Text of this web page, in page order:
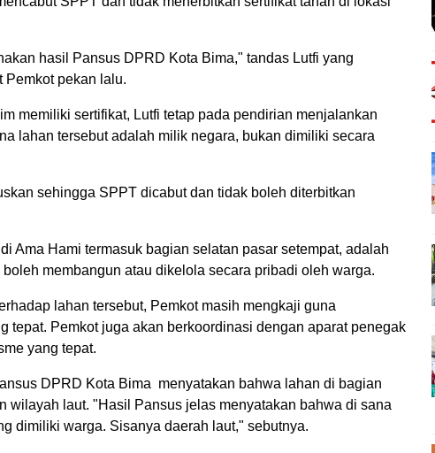
hasil Pansus DPRD Kota Bima," tandas Lutfi yang
Pemkot pekan lalu.
memiliki sertifikat, Lutfi tetap pada pendirian menjalankan
lahan tersebut adalah milik negara, bukan dimiliki secara
sehingga SPPT dicabut dan tidak boleh diterbitkan
Ama Hami termasuk bagian selatan pasar setempat, adalah
membangun atau dikelola secara pribadi oleh warga.
lahan tersebut, Pemkot masih mengkaji guna
tepat. Pemkot juga akan berkoordinasi dengan aparat penegak
yang tepat.
DPRD Kota Bima menyatakan bahwa lahan di bagian
wilayah laut. "Hasil Pansus jelas menyatakan bahwa di sana
dimiliki warga. Sisanya daerah laut," sebutnya.